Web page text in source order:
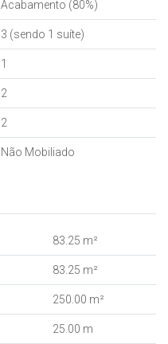
Acabamento (80%)
3 (sendo 1 suíte)
1
2
2
Não Mobiliado
83.25 m²
83.25 m²
250.00 m²
25.00 m